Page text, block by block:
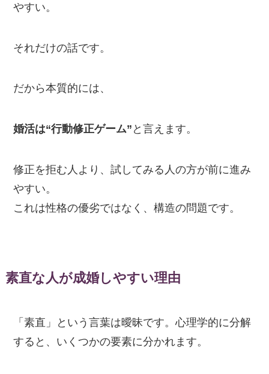
やすい。
それだけの話です。
だから本質的には、
婚活は“行動修正ゲーム” と言えます。
修正を拒む人より、試してみる人の方が前に進み
やすい。
これは性格の優劣ではなく、構造の問題です。
素直な人が成婚しやすい理由
「素直」という言葉は曖昧です。心理学的に分解
すると、いくつかの要素に分かれます。